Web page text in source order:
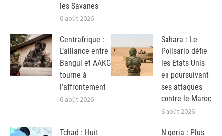
les Savanes
6 août 2026
Centrafrique :
L’alliance entre
Bangui et AAKG
tourne à
l’affrontement
6 août 2026
Sahara : Le
Polisario défie
les Etats Unis
en poursuivant
ses attaques
contre le Maroc
6 août 2026
Tchad : Huit
Nigeria : Plus